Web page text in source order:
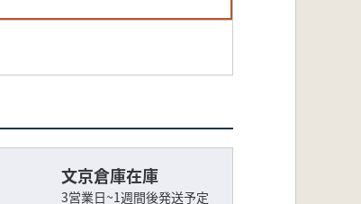
文京倉庫在庫
3営業日~1週間後発送予定